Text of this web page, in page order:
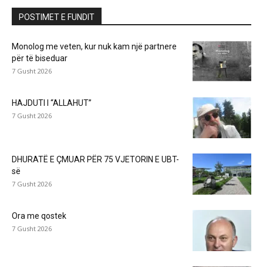
POSTIMET E FUNDIT
Monolog me veten, kur nuk kam një partnere
për të biseduar
7 Gusht 2026
HAJDUTI I “ALLAHUT”
7 Gusht 2026
DHURATË E ÇMUAR PËR 75 VJETORIN E UBT-
së
7 Gusht 2026
Ora me qostek
7 Gusht 2026